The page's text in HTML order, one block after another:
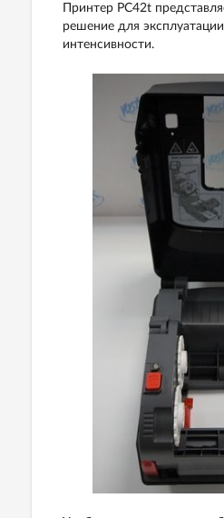
Принтер PC42t
решение для
интенсивности.